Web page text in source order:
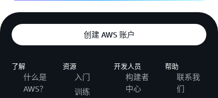
创建 AWS 账户
了解
什么是
AWS？
资源
入门
训练
开发人员
构建者
中心
帮助
联系我
们